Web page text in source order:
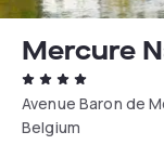
Mercure
Avenue Baron de
Belgium